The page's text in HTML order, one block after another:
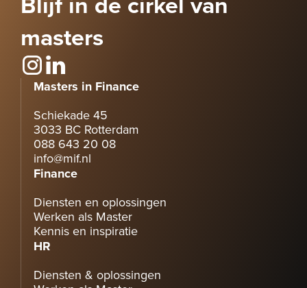
masters
Masters in Finance
Schiekade 45
3033 BC Rotterdam
088 643 20 08
info@mif.nl
Finance
Diensten en oplossingen
Werken als Master
Kennis en inspiratie
HR
Diensten & oplossingen